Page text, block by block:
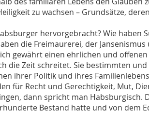
zu wachsen – Grundsätze,
hervorgebracht? Wie haben
die Freimaurerei, der
gewährt einen ehrlichen und
die Zeit schreitet. Sie bestimmten
ihrer Politik und ihres
für Recht und Gerechtigkeit, Mut,
dann spricht man Habsburgisch.
Bestand hatte und von dem